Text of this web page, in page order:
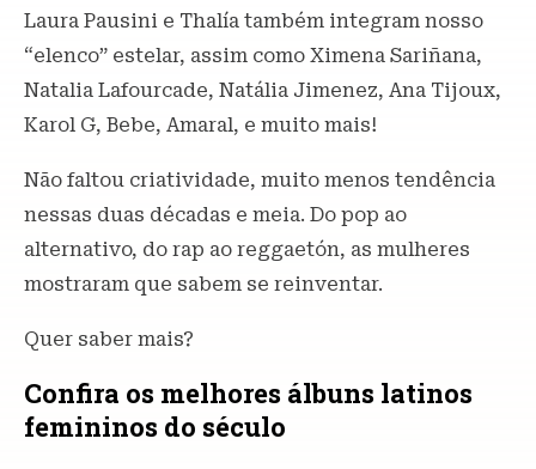
Laura Pausini e Thalía também integram nosso
“elenco” estelar, assim como Ximena Sariñana,
Natalia Lafourcade, Natália Jimenez, Ana Tijoux,
Karol G, Bebe, Amaral, e muito mais!
Não faltou criatividade, muito menos tendência
nessas duas décadas e meia. Do pop ao
alternativo, do rap ao reggaetón, as mulheres
mostraram que sabem se reinventar.
Quer saber mais?
Confira os melhores álbuns latinos
femininos do século